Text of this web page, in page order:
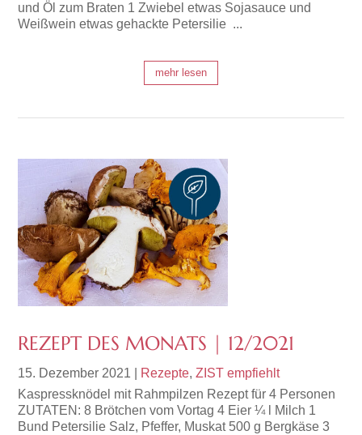
und Öl zum Braten 1 Zwiebel etwas Sojasauce und
Weißwein etwas gehackte Petersilie ...
mehr lesen
REZEPT DES MONATS | 12/2021
15. Dezember 2021 Rezepte,ZIST empfiehlt
Kaspressknödel mit Rahmpilzen Rezept für 4 Personen
ZUTATEN: 8 Brötchen vom Vortag 4 Eier ¼ l Milch 1
Bund Petersilie Salz, Pfeffer, Muskat 500 g Bergkäse 3